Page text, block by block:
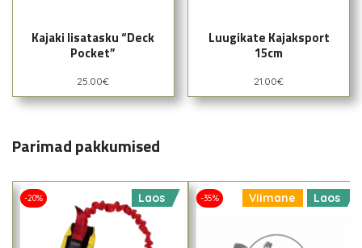
Kajaki lisatasku “Deck
Pocket”
25.00€
Luugikate Kajaksport
15cm
21.00€
Parimad pakkumised
-20% Laos -35% Viimane Laos